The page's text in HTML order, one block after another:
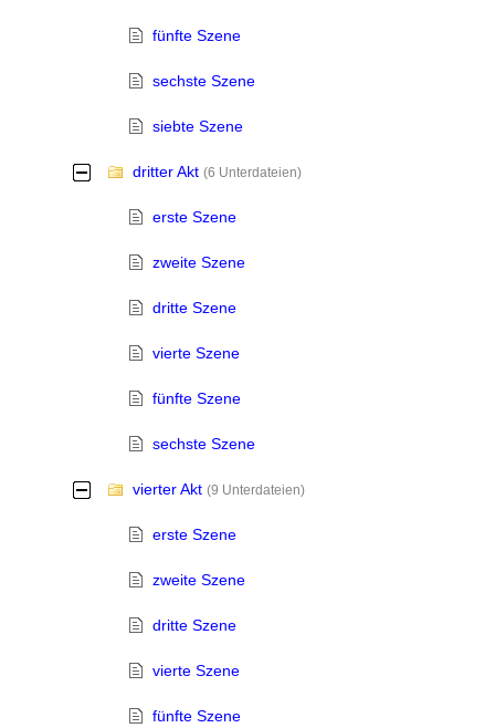
fünfte Szene
sechste Szene
siebte Szene
- dritter Akt (6 Unterdateien)
erste Szene
zweite Szene
dritte Szene
vierte Szene
fünfte Szene
sechste Szene
- vierter Akt (9 Unterdateien)
erste Szene
zweite Szene
dritte Szene
vierte Szene
fünfte Szene